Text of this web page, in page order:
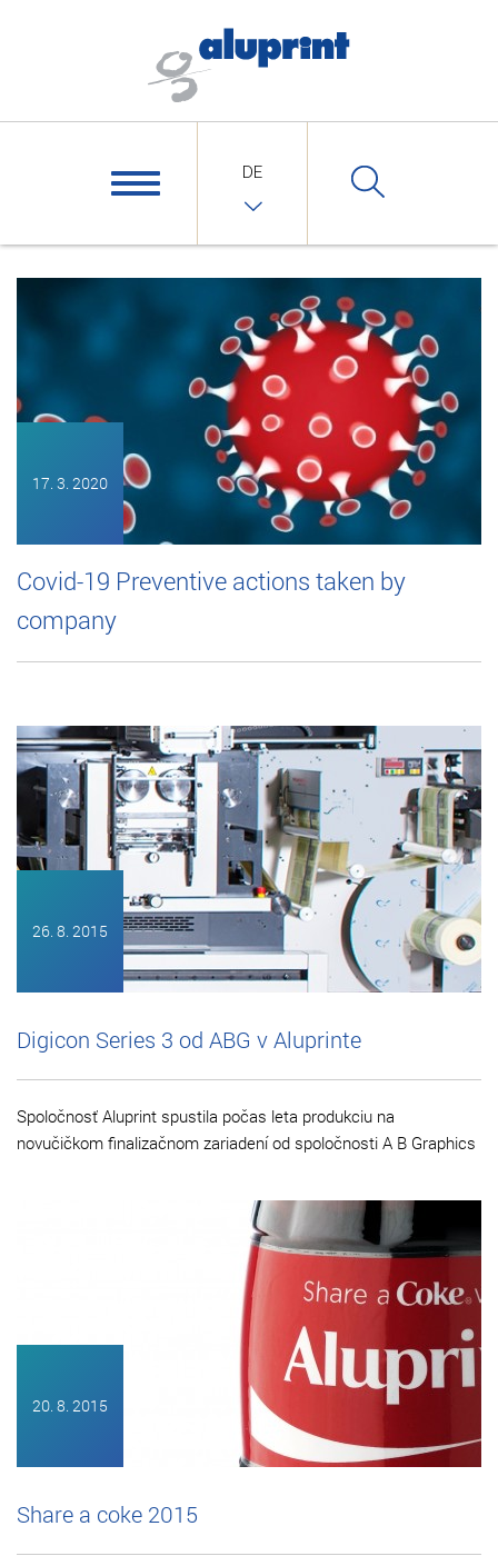
DE
Covid-19 Preventive actions taken by
company
17. 3. 2020
Digicon Series 3 od ABG v Aluprinte
26. 8. 2015
Spoločnosť Aluprint spustila počas leta produkciu na
novučičkom finalizačnom zariadení od spoločnosti A B Graphics
Share a coke 2015
20. 8. 2015